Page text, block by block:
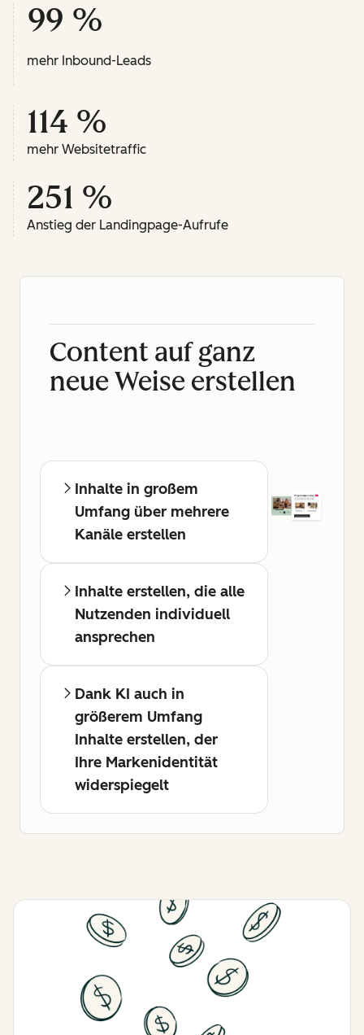
99 %
mehr Inbound-Leads
114 %
mehr Websitetraffic
251 %
Anstieg der Landingpage-Aufrufe
Content auf ganz
neue Weise erstellen
Inhalte in großem
Umfang über mehrere
Kanäle erstellen
Inhalte erstellen, die alle
Nutzenden individuell
ansprechen
Dank KI auch in
größerem Umfang
Inhalte erstellen, der
Ihre Markenidentität
widerspiegelt